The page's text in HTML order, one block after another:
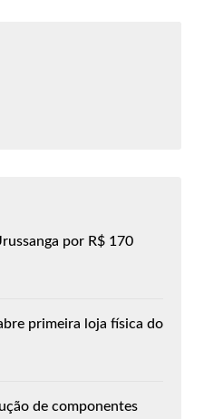
por R$ 170
primeira loja física do
de componentes